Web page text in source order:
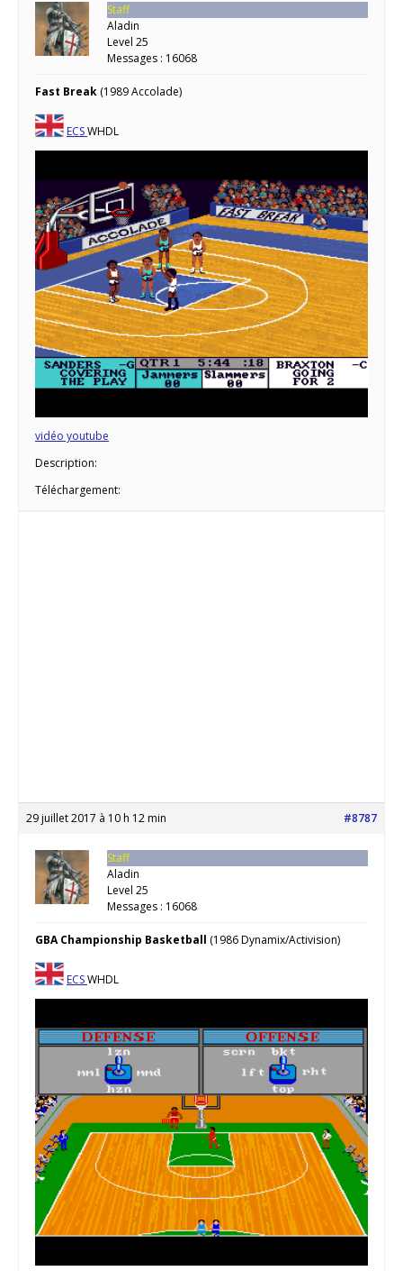
Staff
Aladin
Level 25
Messages : 16068
Fast Break (1989 Accolade)
ECSWHDL
vidéo youtube
Description:
Téléchargement:
29 juillet 2017 à 10 h 12 min #8787
Staff
Aladin
Level 25
Messages : 16068
GBA Championship Basketball (1986 Dynamix/Activision)
ECSWHDL